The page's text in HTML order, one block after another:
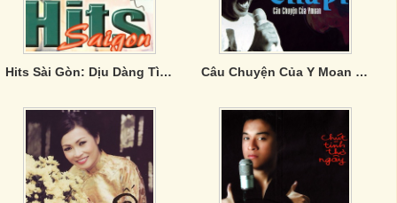
Hits Sài Gòn: Dịu Dàng Tình Xanh Câu Chuyện Của Y Moan - Giấc Mơ Chapi